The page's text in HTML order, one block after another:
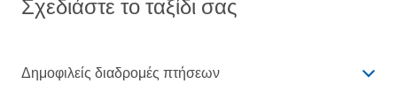
Σχεδιάστε το ταξίδι σας
Δημοφιλείς διαδρομές πτήσεων